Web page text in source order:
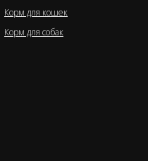
Корм для кошек
Корм для собак